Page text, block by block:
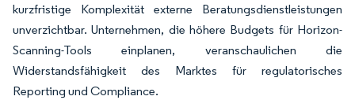
kurzfristige Komplexität externe Beratungsdienstleistungen
unverzichtbar. Unternehmen, die höhere Budgets für Horizon-
Scanning-Tools einplanen, veranschaulichen die
Widerstandsfähigkeit des Marktes für regulatorisches
Reporting und Compliance.